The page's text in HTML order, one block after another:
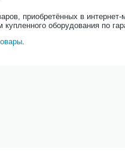
приобретённых в
купленного оборудования по
.